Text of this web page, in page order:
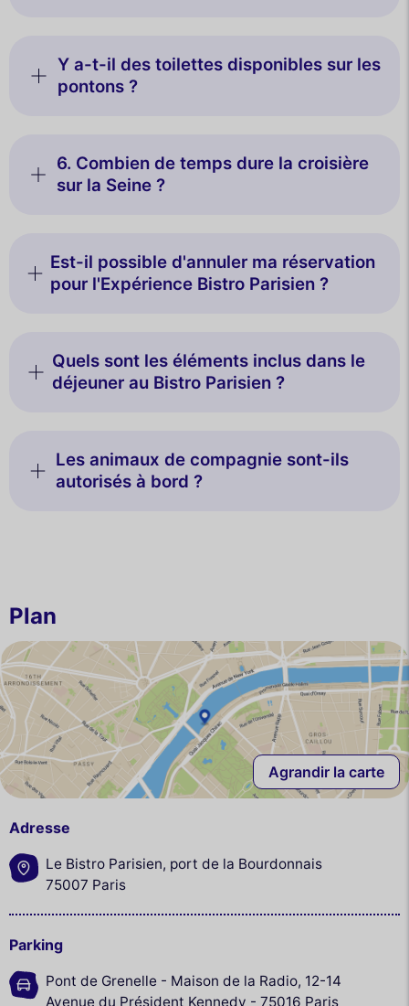
Y a-t-il des toilettes disponibles sur les
pontons ?
6. Combien de temps dure la croisière
sur la Seine ?
Est-il possible d'annuler ma réservation
pour l'Expérience Bistro Parisien ?
Quels sont les éléments inclus dans le
déjeuner au Bistro Parisien ?
Les animaux de compagnie sont-ils
autorisés à bord ?
Plan
Agrandir la carte
Adresse
Le Bistro Parisien, port de la Bourdonnais
75007 Paris
Parking
Pont de Grenelle - Maison de la Radio, 12-14
Avenue du Président Kennedy - 75016 Paris